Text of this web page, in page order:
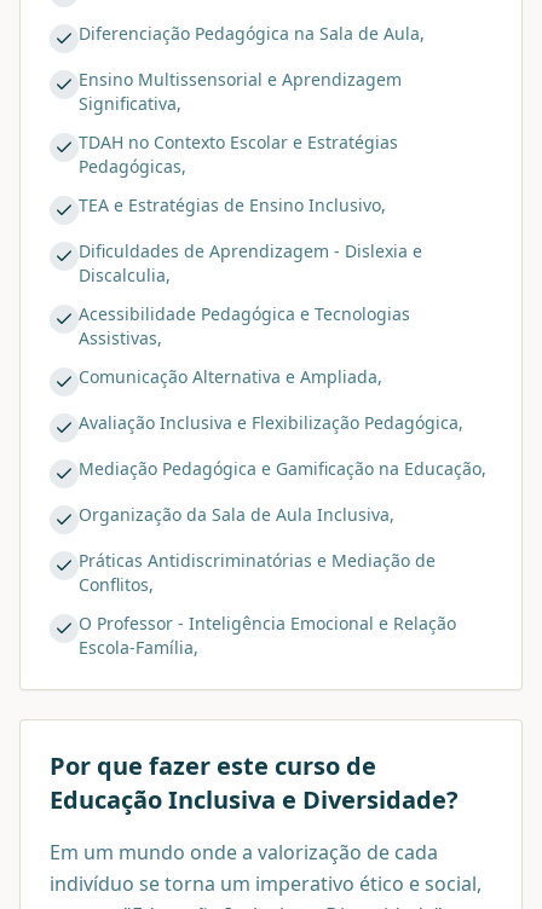
Diferenciação Pedagógica na Sala de Aula,
Ensino Multissensorial e Aprendizagem
Significativa,
TDAH no Contexto Escolar e Estratégias
Pedagógicas,
TEA e Estratégias de Ensino Inclusivo,
Dificuldades de Aprendizagem - Dislexia e
Discalculia,
Acessibilidade Pedagógica e Tecnologias
Assistivas,
Comunicação Alternativa e Ampliada,
Avaliação Inclusiva e Flexibilização Pedagógica,
Mediação Pedagógica e Gamificação na Educação,
Organização da Sala de Aula Inclusiva,
Práticas Antidiscriminatórias e Mediação de
Conflitos,
O Professor - Inteligência Emocional e Relação
Escola-Família,
Por que fazer este curso de
Educação Inclusiva e Diversidade?
Em um mundo onde a valorização de cada
indivíduo se torna um imperativo ético e social,